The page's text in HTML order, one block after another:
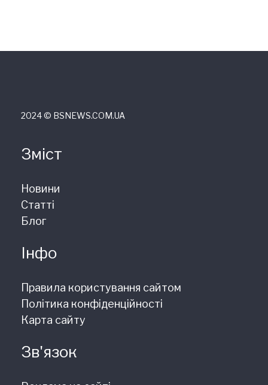
2024 © ВSNEWS.COM.UA
Зміст
Новини
Статті
Блог
Інфо
Правила користування сайтом
Політика конфіденційності
Карта сайту
Зв'язок